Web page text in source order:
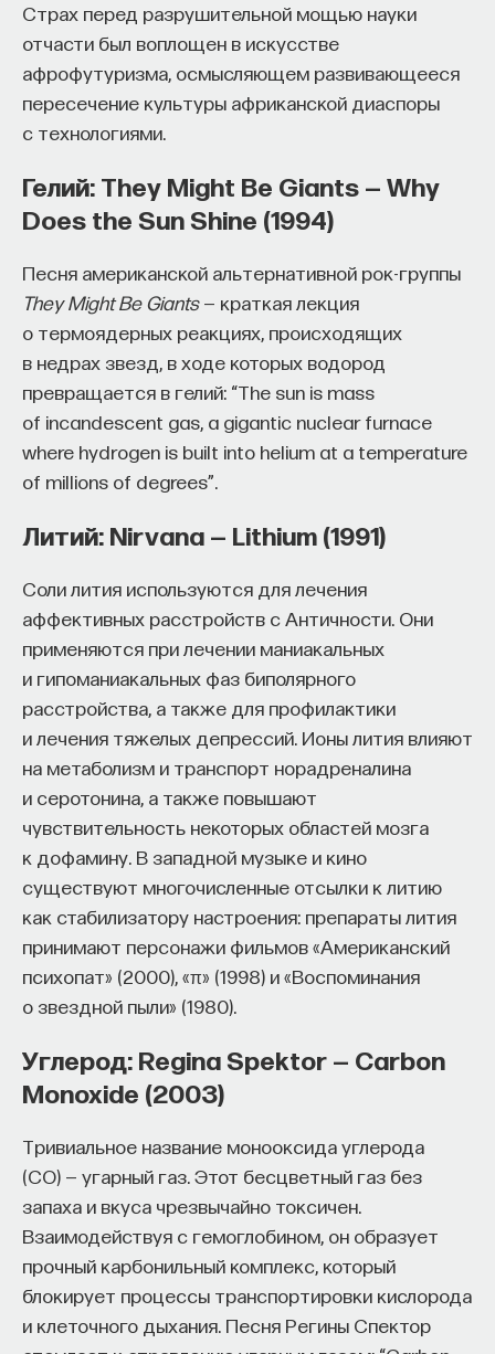
Страх перед разрушительной мощью науки
отчасти был воплощен в искусстве
афрофутуризма, осмысляющем развивающееся
пересечение культуры африканской диаспоры
с технологиями.
Гелий: They Might Be Giants — Why
Does the Sun Shine (1994)
Песня американской альтернативной рок-группы
They Might Be Giants— краткая лекция
о термоядерных реакциях, происходящих
в недрах звезд, в ходе которых водород
превращается в гелий: “The sun is mass
of incandescent gas, a gigantic nuclear furnace
where hydrogen is built into helium at a temperature
of millions of degrees”.
Литий: Nirvana — Lithium (1991)
Соли лития используются для лечения
аффективных расстройств с Античности. Они
применяются при лечении маниакальных
и гипоманиакальных фаз биполярного
расстройства, а также для профилактики
и лечения тяжелых депрессий. Ионы лития влияют
на метаболизм и транспорт норадреналина
и серотонина, а также повышают
чувствительность некоторых областей мозга
к дофамину. В западной музыке и кино
существуют многочисленные отсылки к литию
как стабилизатору настроения: препараты лития
принимают персонажи фильмов «Американский
психопат» (2000), «π» (1998) и «Воспоминания
о звездной пыли» (1980).
Углерод: Regina Spektor — Carbon
Monoxide (2003)
Тривиальное название монооксида углерода
(CO) — угарный газ. Этот бесцветный газ без
запаха и вкуса чрезвычайно токсичен.
Взаимодействуя с гемоглобином, он образует
прочный карбонильный комплекс, который
блокирует процессы транспортировки кислорода
и клеточного дыхания. Песня Регины Спектор
Михаил Полуэктов
кандидат медицинских наук, доцент Первого
МЕДИЦИНА
МЕДИЦИНА СОН СОМНОЛОГИЯ
БЕССОННИЦА ЕСТЕСТВЕННЫЕ НАУКИ
ЖУРНАЛ
КУРС
Наука сна: как управлять
своим сном
СОХРАНИТЬ КУРС
Внеси свой вклад в дело
просвещения!
ПОДДЕРЖАТЬ ПОСТНАУКУ